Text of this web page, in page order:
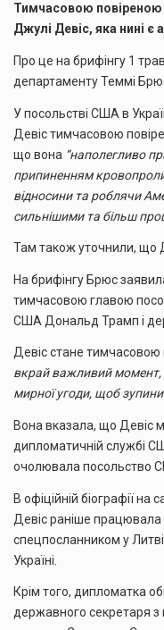
Тимчасовою повіреною
Джулі Девіс, яка нині є
Про це на брифінгу 1
департаменту Теммі
У посольстві США в
Девіс тимчасовою
що вона “наполегливо
припиненням
відносини та роблячи
сильнішими та більш
Там також уточнили, що
На брифінгу Брюс
тимчасовою главою
США Дональд Трамп і
Девіс стане
вкрай важливий
мирної угоди, щоб
Вона вказала, що Девіс
дипломатичній службі
очолювала посольство
В офіційній біографії на
Девіс раніше працювала
спецпосланником у
Україні.
Крім того, дипломатка
державного секретаря з